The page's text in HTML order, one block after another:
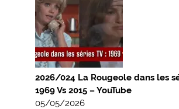
2026/024 La Rougeole dans les
1969 Vs 2015 – YouTube
05/05/2026